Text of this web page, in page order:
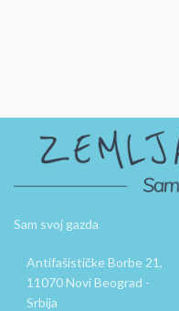
Sam svoj gazda
Antifašističke Borbe 21,
11070 Novi Beograd -
Srbija